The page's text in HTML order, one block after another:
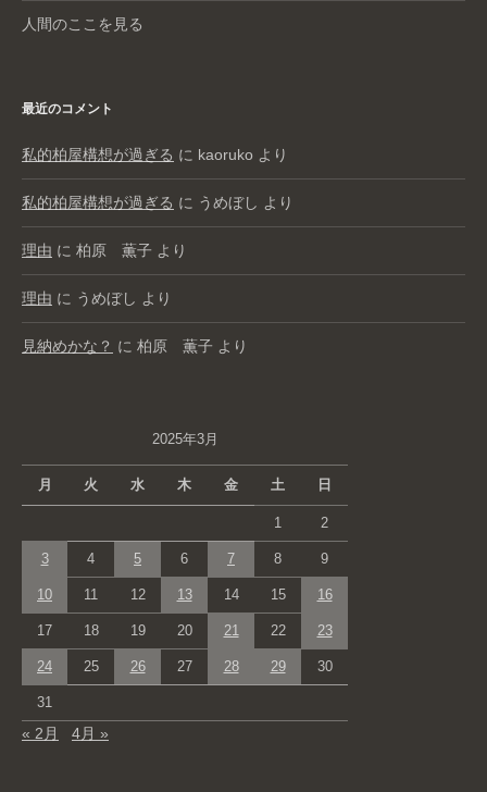
人間のここを見る
最近のコメント
私的柏屋構想が過ぎる に kaoruko より
私的柏屋構想が過ぎる に うめぼし より
理由 に 柏原 薫子 より
理由 に うめぼし より
見納めかな？ に 柏原 薫子 より
2025年3月
月 火 水 木 金 土 日
1 2
3 4 5 6 7 8 9
10 11 12 13 14 15 16
17 18 19 20 21 22 23
24 25 26 27 28 29 30
31
« 2月 4月 »